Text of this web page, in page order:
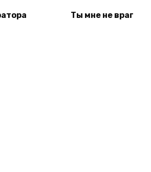
Ты мне не враг